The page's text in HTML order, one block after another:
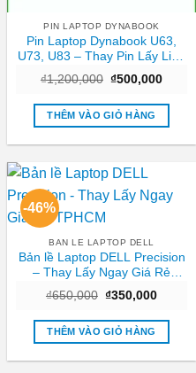
PIN LAPTOP DYNABOOK
Pin Laptop Dynabook U63,
U73, U83 – Thay Pin Lấy Liền
₫1,200,000 Giá
là:
₫1,200,000.
₫500,000Giá
tại
THÊM VÀO GIỎ HÀNG
-46%
BAN LE LAPTOP DELL
Bản lề Laptop DELL Precision
– Thay Lấy Ngay Giá Rẻ
₫650,000 Giá
là:
₫650,000.
₫350,000Giá
tại
THÊM VÀO GIỎ HÀNG